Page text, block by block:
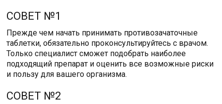
СОВЕТ №1
Прежде чем начать принимать противозачаточные
таблетки, обязательно проконсультируйтесь с врачом.
Только специалист сможет подобрать наиболее
подходящий препарат и оценить все возможные риски
и пользу для вашего организма.
СОВЕТ №2